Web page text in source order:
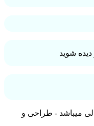
شوید
میباشد - طراحی و